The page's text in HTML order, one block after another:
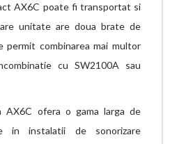
AX6C poate fi transportat si
unitate are doua brate de
permit combinarea mai multor
cu SW2100A sau
AX6C ofera o gama larga de
in instalatii de sonorizare